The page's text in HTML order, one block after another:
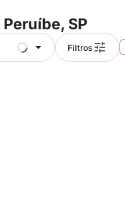
Peruíbe, SP
Filtros